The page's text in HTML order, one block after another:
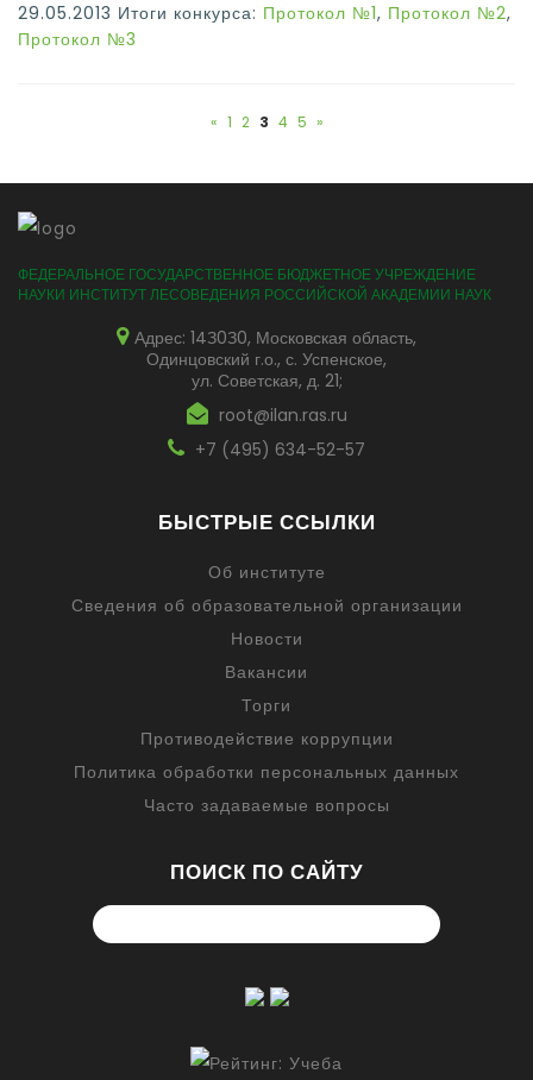
29.05.2013 Итоги конкурса: Протокол №1, Протокол №2,
Протокол №3
« 1 2 3 4 5 »
ФЕДЕРАЛЬНОЕ ГОСУДАРСТВЕННОЕ БЮДЖЕТНОЕ УЧРЕЖДЕНИЕ
НАУКИ ИНСТИТУТ ЛЕСОВЕДЕНИЯ РОССИЙСКОЙ АКАДЕМИИ НАУК
Адрес: 14З0З0, Московская область,
Одинцовский г.о., с. Успенское,
ул. Советская, д. 21;
root@ilan.ras.ru
+7 (495) 634-52-57
БЫСТРЫЕ ССЫЛКИ
Об институте
Сведения об образовательной организации
Новости
Вакансии
Торги
Противодействие коррупции
Политика обработки персональных данных
Часто задаваемые вопросы
ПОИСК ПО САЙТУ